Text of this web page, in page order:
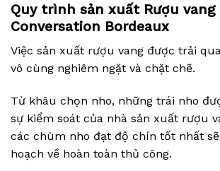
Quy trình sản xuất Rượu
Conversation Bordeaux
Việc sản xuất rượu vang được trải
vô cùng nghiêm ngặt và chặt chẽ.
Từ khâu chọn nho, những trái nho
sự kiểm soát của nhà sản xuất rượu
các chùm nho đạt độ chín tốt nhất
hoạch về hoàn toàn thủ công.